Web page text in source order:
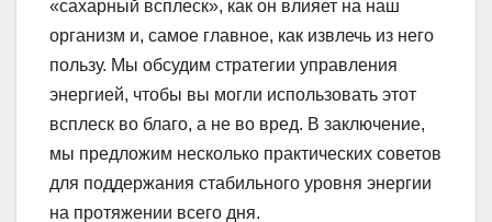
«сахарный всплеск», как он влияет на наш
организм и, самое главное, как извлечь из него
пользу. Мы обсудим стратегии управления
энергией, чтобы вы могли использовать этот
всплеск во благо, а не во вред. В заключение,
мы предложим несколько практических советов
для поддержания стабильного уровня энергии
на протяжении всего дня.